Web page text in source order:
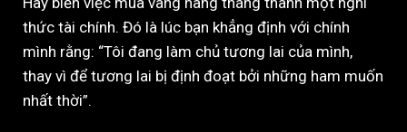
thức tài chính. Đó là lúc bạn khẳng định với chính
mình rằng: “Tôi đang làm chủ tương lai của mình,
thay vì để tương lai bị định đoạt bởi những ham muốn
nhất thời”.